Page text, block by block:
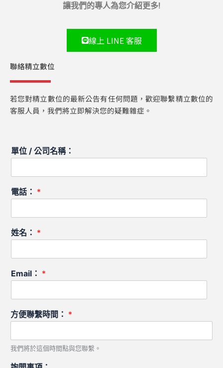
讓我們的專人為您介紹更多!
線上 LINE 客服
聯絡精立數位
若您對精立數位的最新公告有任何問題，歡迎聯繫精立數位的
客服人員，我們將立即解決您的疑難雜症。
單位 / 公司名稱：
電話： *
姓名： *
Email： *
方便聯繫時間： *
我們將於這個時間點與您聯繫。